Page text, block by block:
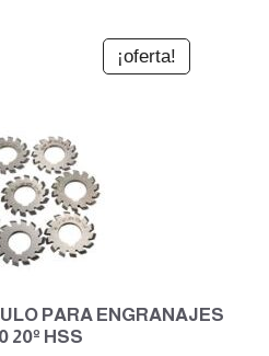
¡oferta!
PARA ENGRANAJES
20º HSS